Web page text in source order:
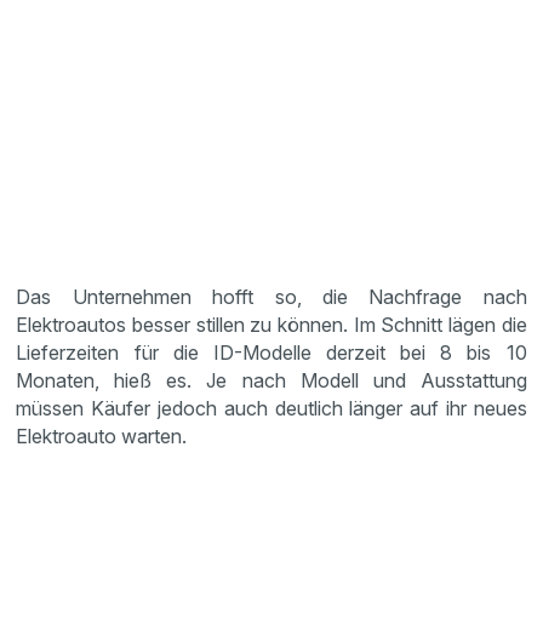
Das Unternehmen hofft so, die Nachfrage nach
Elektroautos besser stillen zu können. Im Schnitt lägen die
Lieferzeiten für die ID-Modelle derzeit bei 8 bis 10
Monaten, hieß es. Je nach Modell und Ausstattung
müssen Käufer jedoch auch deutlich länger auf ihr neues
Elektroauto warten.